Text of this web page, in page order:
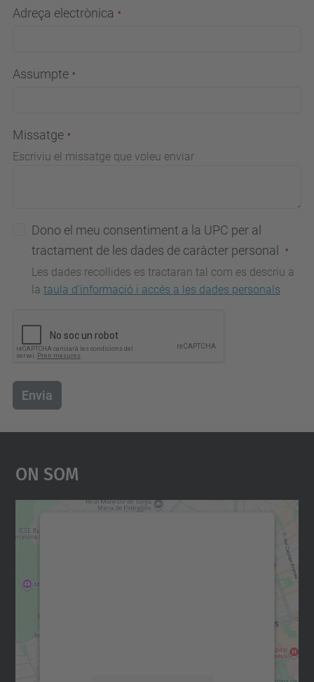
Adreça electrònica
Assumpte
Missatge
Escriviu el missatge que voleu enviar
Dono el meu consentiment a la UPC per al
tractament de les dades de caràcter personal
Les dades recollides es tractaran tal com es descriu a
la taula d'informació i accés a les dades personals
Envia
On Som